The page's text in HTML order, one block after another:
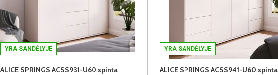
YRA SANDĖLYJE
ALICE SPRINGS ACSS931-U60 spinta
YRA SANDĖLYJE
ALICE SPRINGS ACSS941-U60 spinta